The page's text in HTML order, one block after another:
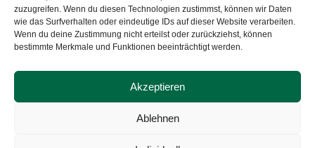
zuzugreifen. Wenn du diesen Technologien zustimmst, können wir Daten
wie das Surfverhalten oder eindeutige IDs auf dieser Website verarbeiten.
Wenn du deine Zustimmung nicht erteilst oder zurückziehst, können
bestimmte Merkmale und Funktionen beeinträchtigt werden.
Akzeptieren
Ablehnen
Pinke Zitronen e.V.
Copyright © 2026Hannoverscher Sport-Club von 1893
e.V.